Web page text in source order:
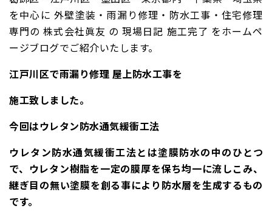
を中心に 外壁塗装・雨漏り修理・防水工事・住宅修理
専門の 株式会社眞友 の 現場日記 施工完了 をホームペ
ージブログでご紹介いたします。
江戸川区で雨漏り修理 屋上防水工事を
施工致しました。
今回はウレタン防水通気緩衝工法
ウレタン防水通気緩衝工法とは塗膜防水の中のひとつ
で、ウレタン樹脂を一定の膜厚を保ち均一に流しこみ、
継ぎ目の無い塗膜を創る事により防水層を生成するもの
です。